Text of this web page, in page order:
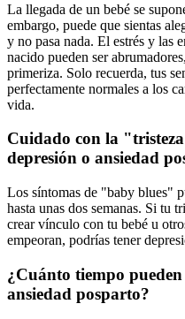
La llegada de un bebé se
embargo, puede que sientas
y no pasa nada. El estrés y las
nacido pueden ser
primeriza. Solo recuerda, tus
perfectamente normales a los
vida.
Cuidado con la
depresión o ansiedad
Los síntomas de "baby blues"
hasta unas dos semanas. Si tu
crear vínculo con tu bebé u
empeoran, podrías tener
¿Cuánto tiempo
ansiedad posparto?